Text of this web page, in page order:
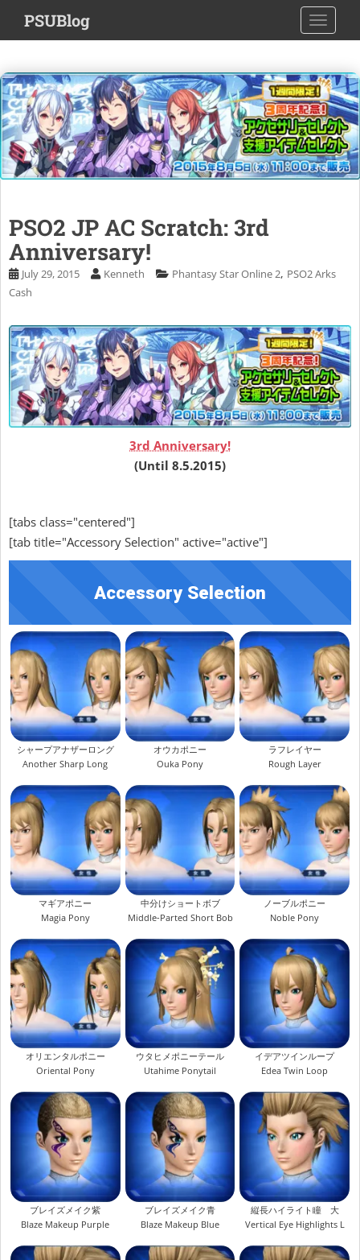
i
t
o
m
a
n
PSUBlog
PSO2 JP AC Scratch: 3rd
Anniversary!
July 29, 2015 Kenneth Phantasy Star Online 2, PSO2 Arks
Cash
3rd Anniversary!
(Until 8.5.2015)
[tabs class="centered"]
[tab title="Accessory Selection" active="active"]
Accessory Selection
シャープアナザーロング
Another Sharp Long
オウカポニー
Ouka Pony
ラフレイヤー
Rough Layer
マギアポニー
Magia Pony
中分けショートボブ
Middle-Parted Short Bob
ノーブルポニー
Noble Pony
オリエンタルポニー
Oriental Pony
ウタヒメポニーテール
Utahime Ponytail
イデアツインループ
Edea Twin Loop
ブレイズメイク紫
Blaze Makeup Purple
ブレイズメイク青
Blaze Makeup Blue
縦長ハイライト瞳 大
Vertical Eye Highlights L